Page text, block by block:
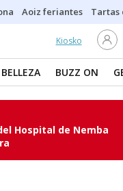
Aoiz feriantes Tartas
Kiosko
BUZZ ON
Hospital de Nemba